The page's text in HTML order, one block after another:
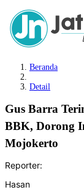
Beranda
Detail
Gus Barra
BBK, Dorong
Mojokerto
Reporter:
Hasan